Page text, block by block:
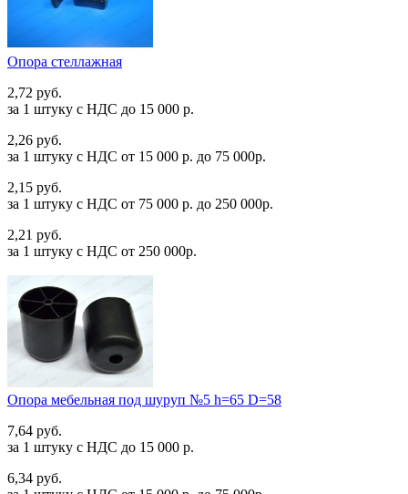
Опора стеллажная
2,72 руб.
за 1 штуку c НДС до 15 000 р.
2,26 руб.
за 1 штуку c НДС от 15 000 р. до 75 000р.
2,15 руб.
за 1 штуку c НДС от 75 000 р. до 250 000р.
2,21 руб.
за 1 штуку c НДС от 250 000р.
Опора мебельная под шуруп №5 h=65 D=58
7,64 руб.
за 1 штуку c НДС до 15 000 р.
6,34 руб.